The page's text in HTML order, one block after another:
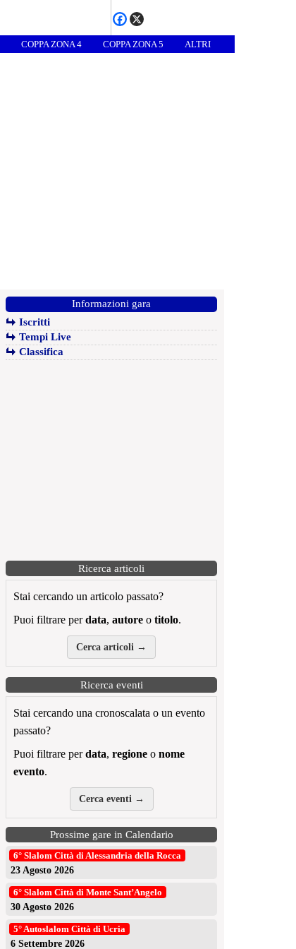
COPPA ZONA 4 COPPA ZONA 5 ALTRI
Informazioni gara
Iscritti
Tempi Live
Classifica
Ricerca articoli
Stai cercando un articolo passato?
Puoi filtrare perdata, autore o titolo.
Cerca articoli →
Ricerca eventi
Stai cercando una cronoscalata o un evento
passato?
Puoi filtrare perdata, regione o nome
evento.
Cerca eventi →
Prossime gare in Calendario
6° Slalom Città di Alessandria della Rocca
23 Agosto 2026
6° Slalom Città di Monte Sant’Angelo
30 Agosto 2026
5° Autoslalom Città di Ucria
6 Settembre 2026